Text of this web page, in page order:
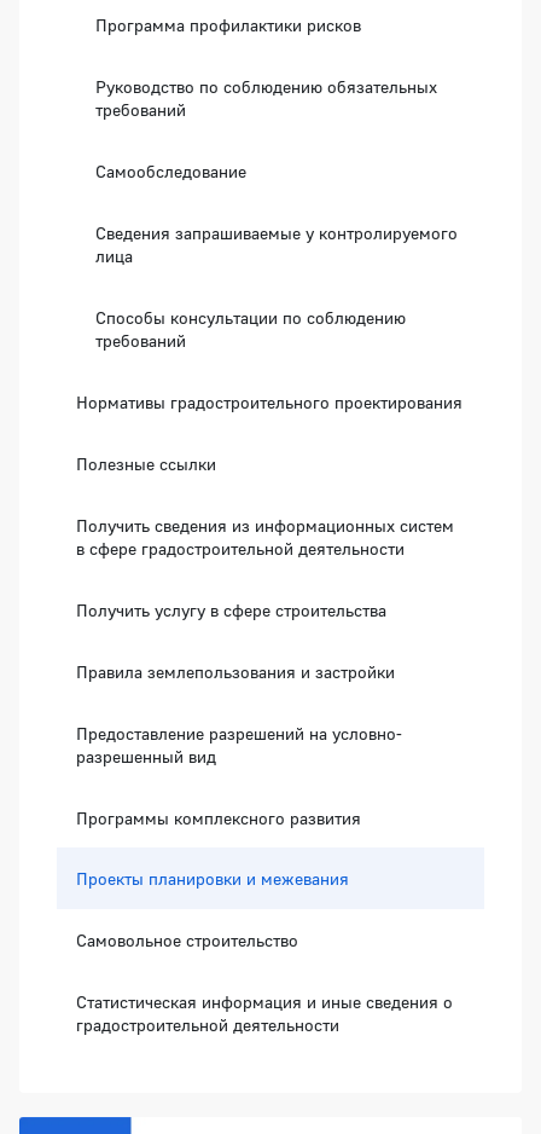
Программа профилактики рисков
Руководство по соблюдению обязательных
требований
Самообследование
Сведения запрашиваемые у контролируемого
лица
Способы консультации по соблюдению
требований
Нормативы градостроительного проектирования
Полезные ссылки
Получить сведения из информационных систем
в сфере градостроительной деятельности
Получить услугу в сфере строительства
Правила землепользования и застройки
Предоставление разрешений на условно-
разрешенный вид
Программы комплексного развития
Проекты планировки и межевания
Самовольное строительство
Статистическая информация и иные сведения о
градостроительной деятельности